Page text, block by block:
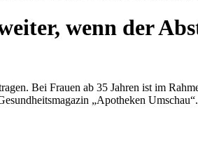
wenn der
Bei Frauen ab 35 Jahren ist im
„Apotheken Umschau“.